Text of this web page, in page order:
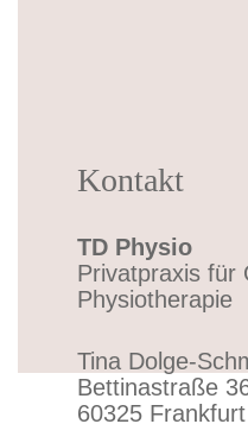
Kontakt
TD Physio
Privatpraxis für
Physiotherapie
Tina Dolge-
Bettinastraße
60325